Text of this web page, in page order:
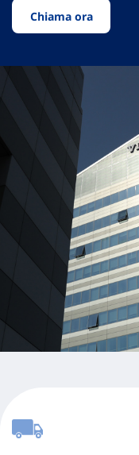
Chiama ora